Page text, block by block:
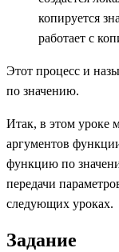
копируется
работает с
Этот процесс и
по значению.
Итак, в этом уроке
аргументов
функцию по
передачи
следующих уроках.
Задание